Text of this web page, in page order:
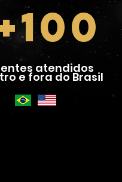
atendidos
e fora do Brasil